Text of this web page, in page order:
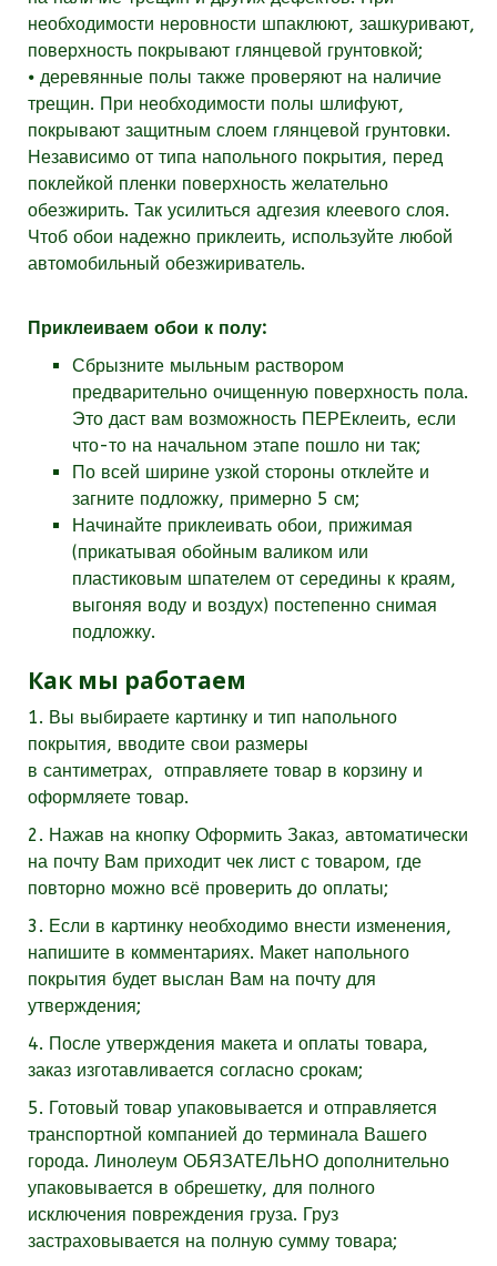
необходимости неровности шпаклюют, зашкуривают,
поверхность покрывают глянцевой грунтовкой;
⦁ деревянные полы также проверяют на наличие
трещин. При необходимости полы шлифуют,
покрывают защитным слоем глянцевой грунтовки.
Независимо от типа напольного покрытия, перед
поклейкой пленки поверхность желательно
обезжирить. Так усилиться адгезия клеевого слоя.
Чтоб обои надежно приклеить, используйте любой
автомобильный обезжириватель.
Приклеиваем обои к полу:
Сбрызните мыльным раствором
предварительно очищенную поверхность пола.
Это даст вам возможность ПЕРЕклеить, если
что-то на начальном этапе пошло ни так;
По всей ширине узкой стороны отклейте и
загните подложку, примерно 5 см;
Начинайте приклеивать обои, прижимая
(прикатывая обойным валиком или
пластиковым шпателем от середины к краям,
выгоняя воду и воздух) постепенно снимая
подложку.
Как мы работаем
1. Вы выбираете картинку и тип напольного
покрытия, вводите свои размеры
в сантиметрах, отправляете товар в корзину и
оформляете товар.
2. Нажав на кнопку Оформить Заказ, автоматически
на почту Вам приходит чек лист с товаром, где
повторно можно всё проверить до оплаты;
3. Если в картинку необходимо внести изменения,
напишите в комментариях. Макет напольного
покрытия будет выслан Вам на почту для
утверждения;
4. После утверждения макета и оплаты товара,
заказ изготавливается согласно срокам;
5. Готовый товар упаковывается и отправляется
транспортной компанией до терминала Вашего
города. Линолеум ОБЯЗАТЕЛЬНО дополнительно
упаковывается в обрешетку, для полного
исключения повреждения груза. Груз
застраховывается на полную сумму товара;